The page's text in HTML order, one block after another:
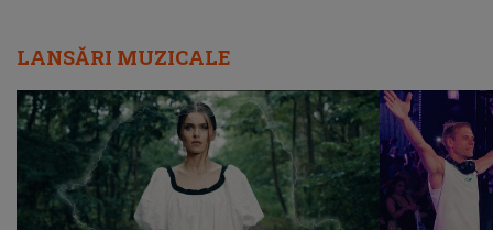
LANSĂRI MUZICALE